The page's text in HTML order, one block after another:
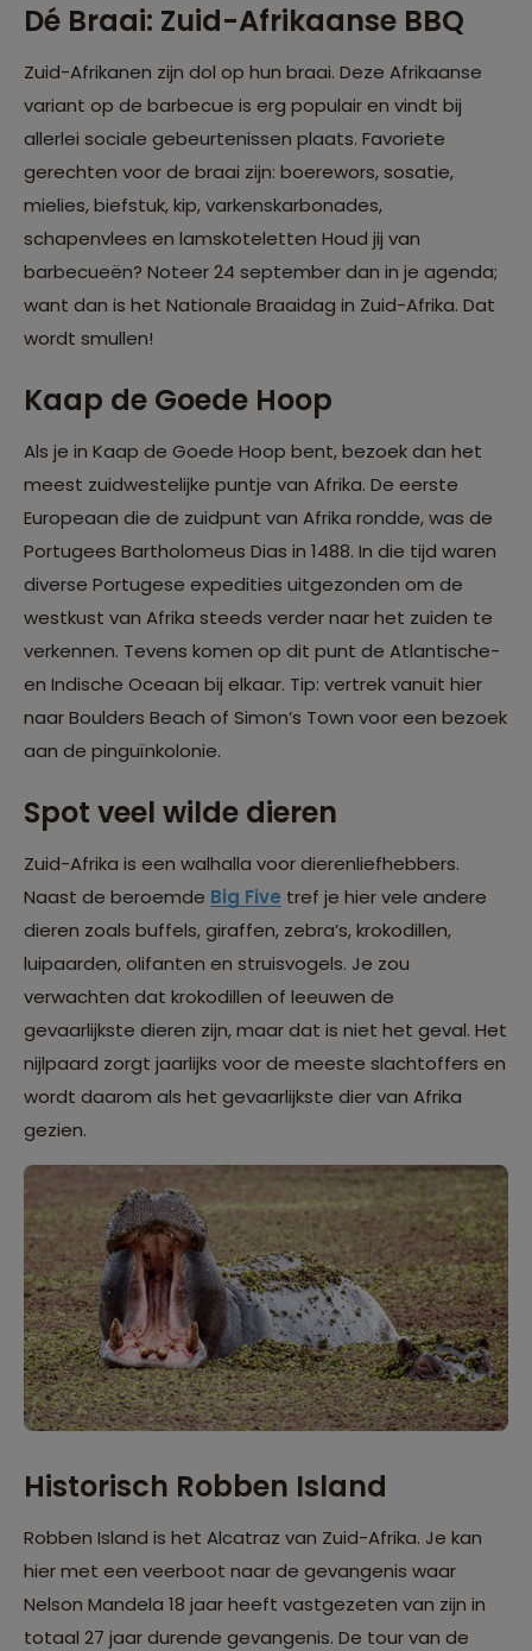
Dé Braai: Zuid-Afrikaanse BBQ
Zuid-Afrikanen zijn dol op hun braai. Deze Afrikaanse
variant op de barbecue is erg populair en vindt bij
allerlei sociale gebeurtenissen plaats. Favoriete
gerechten voor de braai zijn: boerewors, sosatie,
mielies, biefstuk, kip, varkenskarbonades,
schapenvlees en lamskoteletten Houd jij van
barbecueën? Noteer 24 september dan in je agenda;
want dan is het Nationale Braaidag in Zuid-Afrika. Dat
wordt smullen!
Kaap de Goede Hoop
Als je in Kaap de Goede Hoop bent, bezoek dan het
meest zuidwestelijke puntje van Afrika. De eerste
Europeaan die de zuidpunt van Afrika rondde, was de
Portugees Bartholomeus Dias in 1488. In die tijd waren
diverse Portugese expedities uitgezonden om de
westkust van Afrika steeds verder naar het zuiden te
verkennen. Tevens komen op dit punt de Atlantische-
en Indische Oceaan bij elkaar. Tip: vertrek vanuit hier
naar Boulders Beach of Simon’s Town voor een bezoek
aan de pinguïnkolonie.
Spot veel wilde dieren
Zuid-Afrika is een walhalla voor dierenliefhebbers.
Naast de beroemde Big Five tref je hier vele andere
dieren zoals buffels, giraffen, zebra’s, krokodillen,
luipaarden, olifanten en struisvogels. Je zou
verwachten dat krokodillen of leeuwen de
gevaarlijkste dieren zijn, maar dat is niet het geval. Het
nijlpaard zorgt jaarlijks voor de meeste slachtoffers en
wordt daarom als het gevaarlijkste dier van Afrika
gezien.
Historisch Robben Island
Robben Island is het Alcatraz van Zuid-Afrika. Je kan
hier met een veerboot naar de gevangenis waar
Nelson Mandela 18 jaar heeft vastgezeten van zijn in
totaal 27 jaar durende gevangenis. De tour van de